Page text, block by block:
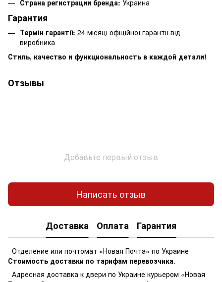
Страна регистрации бренда: Украина
Гарантия
Термін гарантії: 24 місяці офіційної гарантії від
виробника
Стиль, качество и функциональность в каждой детали!
Отзывы
Добавьте первый отзыв
Написать отзыв
Доставка Оплата Гарантия
Отделение или почтомат «Новая Почта» по Украине –
Стоимость доставки по тарифам перевозчика.
Адресная доставка к двери по Украине курьером «Новая